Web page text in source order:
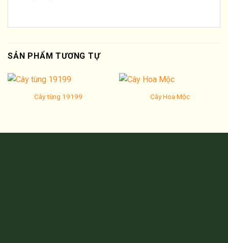
SẢN PHẨM TƯƠNG TỰ
Cây tùng 19199 Cây Hoa Mộc